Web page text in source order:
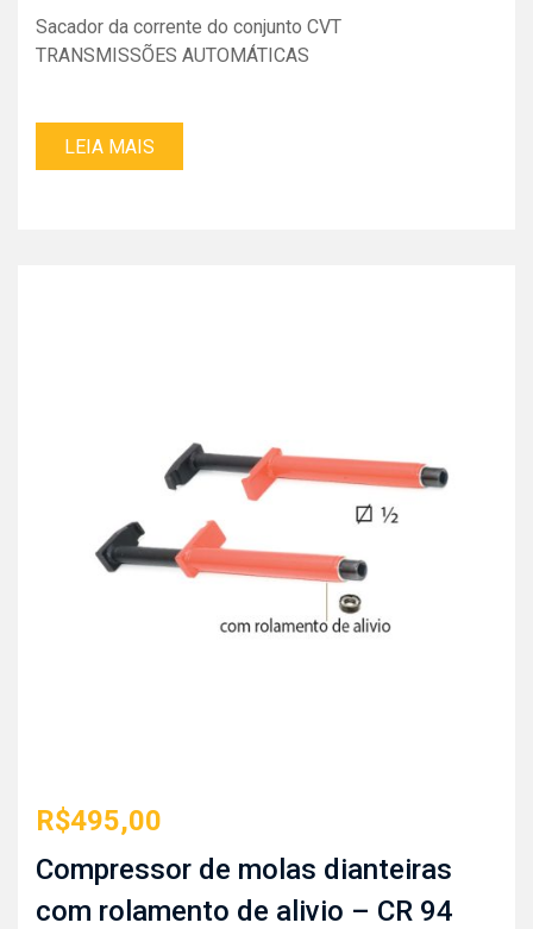
Sacador da corrente do conjunto CVT
TRANSMISSÕES AUTOMÁTICAS
LEIA MAIS
R$495,00
Compressor de molas dianteiras
com rolamento de alivio – CR 94